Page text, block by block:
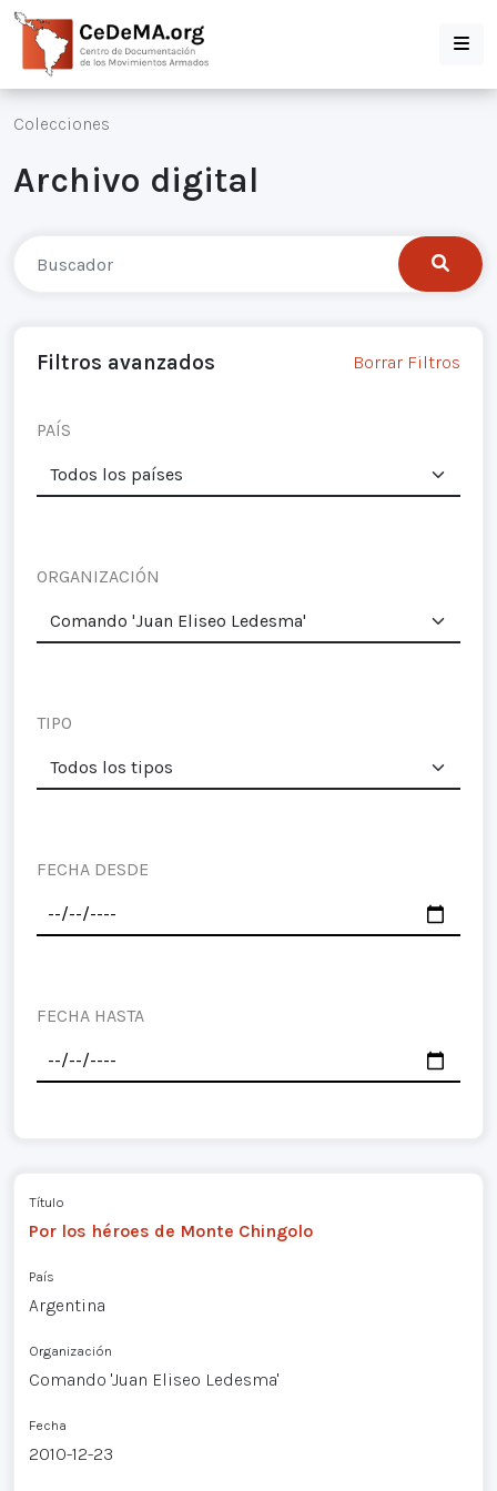
Colecciones
Archivo digital
Filtros avanzados Borrar Filtros
PAÍS
ORGANIZACIÓN
TIPO
FECHA DESDE
FECHA HASTA
Título
Por los héroes de Monte Chingolo
País
Argentina
Organización
Comando 'Juan Eliseo Ledesma'
Fecha
2010-12-23